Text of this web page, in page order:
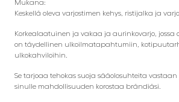
Mukana:
Keskellä oleva varjostimen kehys, ristijalka ja
Korkealaatuinen ja vakaa ja aurinkovarjo, jossa
on täydellinen ulkoilmatapahtumiin,
ulkokahviloihin.
Se tarjoaa tehokas suoja sääolosuhteita
sinulle mahdollisuuden korostaa brändiäsi.